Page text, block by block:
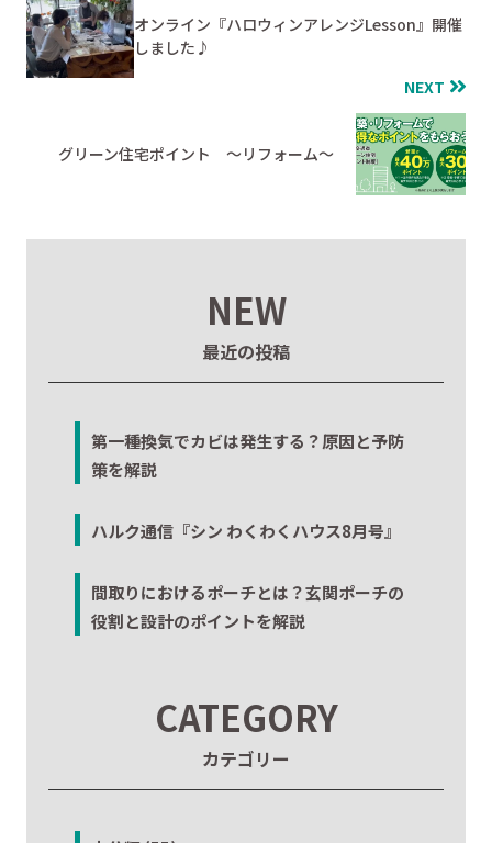
オンライン『ハロウィンアレンジLesson』開催
しました♪
NEXT
グリーン住宅ポイント ～リフォーム～
NEW
最近の投稿
第一種換気でカビは発生する？原因と予防
策を解説
ハルク通信『シン わくわくハウス8月号』
間取りにおけるポーチとは？玄関ポーチの
役割と設計のポイントを解説
CATEGORY
カテゴリー